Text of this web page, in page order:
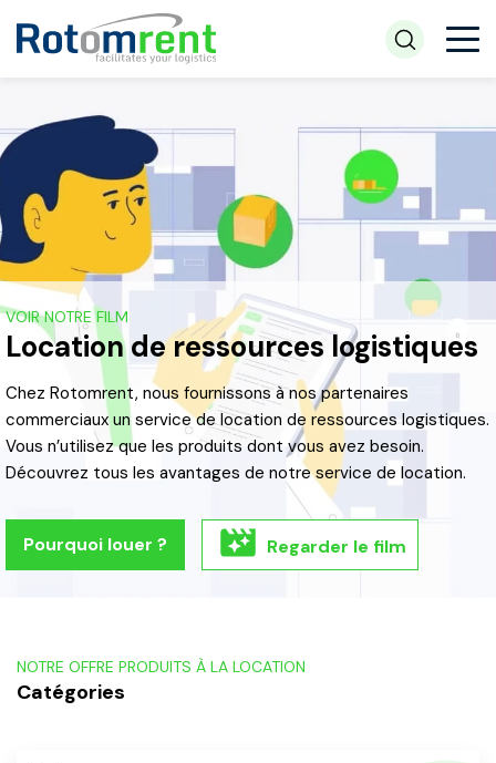
VOIR NOTRE FILM
Location de ressources logistiques
Chez Rotomrent, nous fournissons à nos partenaires
commerciaux un service de location de ressources logistiques.
Vous n’utilisez que les produits dont vous avez besoin.
Découvrez tous les avantages de notre service de location.
Pourquoi louer ? Regarder le film
NOTRE OFFRE PRODUITS À LA LOCATION
Catégories